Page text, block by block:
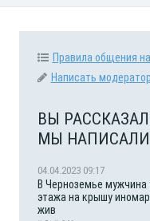
Правила общения
Написать
ВЫ
МЫ НАПИСАЛИ
04.04.2023 09:17
В Черноземье мужчина
этажа на крышу
жив